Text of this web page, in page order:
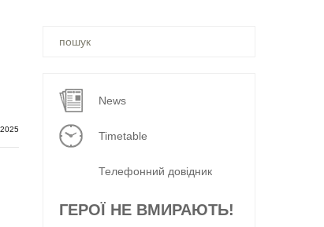
шукали
News
Timetable
Телефонний довідник
ГЕРОЇ НЕ ВМИРАЮТЬ!